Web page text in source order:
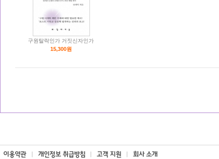
구원탈락인가 거짓신자인가
15,300원